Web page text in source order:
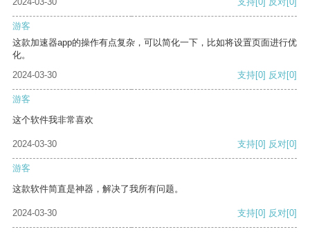
游客
这款加速器app的操作有点复杂，可以简化一下，比如将设置页面进行优
化。
2024-03-30
支持[0] 反对[0]
游客
这个软件我非常喜欢
2024-03-30 支持[0] 反对[0]
游客
这款软件简直是神器，解决了我所有问题。
2024-03-30 支持[0] 反对[0]